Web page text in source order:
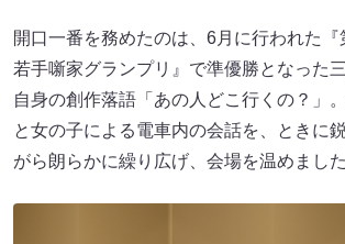
開口一番を務めたのは、6月に行われた
若手噺家グランプリ』で準優勝となった
自身の創作落語「あの人どこ行くの？」
と女の子による電車内の会話を、ときに
がら朗らかに繰り広げ、会場を温めました